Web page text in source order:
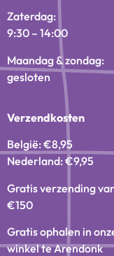
Zaterdag:
9:30 – 14:00
Maandag & zondag:
gesloten
Verzendkosten
België: €8,95
Nederland: €9,95
Gratis verzending
€150
Gratis ophalen in
winkel te Arendonk